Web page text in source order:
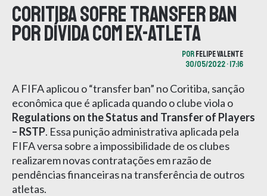
Coritiba sofre transfer ban
por dívida com ex-atleta
PORFELIPE VALENTE
30/05/2022 • 17:16
A FIFA aplicou o “transfer ban” no Coritiba, sanção
econômica que é aplicada quando o clube viola o
Regulations on the Status and Transfer of Players
– RSTP. Essa punição administrativa aplicada pela
FIFA versa sobre a impossibilidade de os clubes
realizarem novas contratações em razão de
pendências financeiras na transferência de outros
atletas.